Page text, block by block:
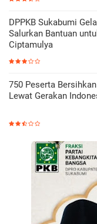
DPPKB Sukabumi
Salurkan Bantuan
Ciptamulya
750 Peserta
Lewat Gerakan